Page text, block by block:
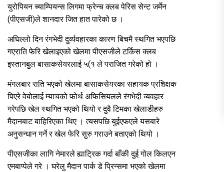
युरोपियन च्याम्पियन्स लिगमा फ्रेन्च क्लब पेरिस सेन्ट जर्मेन
(पीएसजी)ले शानदार जित हात पारेको छ ।
अघिल्लो दिन रंगभेदी दुर्व्यवहारका कारण बिचमै स्थगित भएपछि
गएराति फेरि खेलाइएको खेलमा पीएसजीले टर्किस क्लब
इस्तानबुल बासाकसेयरलाई ५(१ ले पराजित गरेको हो ।
मंगलबार राति भएको खेलमा बासाकसेयरका सहायक प्रशिक्षक
पिएरे वेबोलाई म्याचको फोर्थ अफिसियलले रंगभेदी व्यवहार
गरेपछि खेल स्थगित भएको थियो र दुवै टिमका खेलाडीहरु
मैदानबाट बाहिरिएका थिए । त्यसपछि युईएफएले यसबारे
अनुसन्धान गर्ने र खेल फेरि सुरु गराउने बताएको थियो ।
पीएसजीका लागि नेमारले ह्याट्रिक गर्दा बाँकी दुई गोल किलएन
एमबाप्पेले गरे । घरेलु मैदान पार्क डे प्रिन्समा भएको खेलमा